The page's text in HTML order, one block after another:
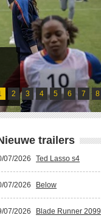
2 3 4 5 6 7 8
trailers
07/2026 Ted Lasso s4
07/2026 Below
07/2026 Blade Runner 2099